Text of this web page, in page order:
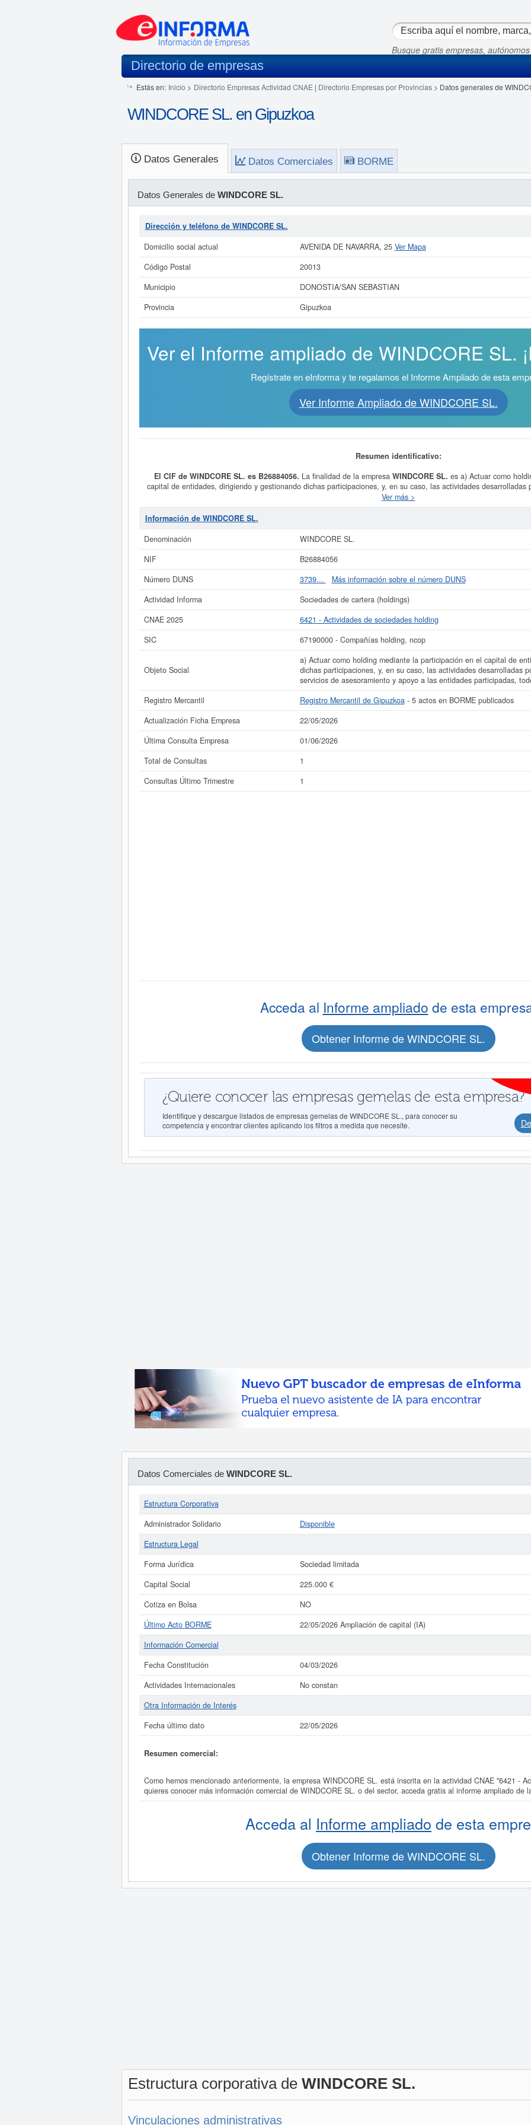
Busque gratis empresas,
Directorio de empresas
Estás en: Inicio > Directorio Empresas Actividad CNAE | Directorio Empresas por Provincias> Datos generales de
WINDCORE SL. en Gipuzkoa
Datos Generales Datos Comerciales BORME
Datos Generales de WINDCORE SL.
Dirección y teléfono de WINDCORE SL.
Domicilio social actual
AVENIDA DE NAVARRA, 25 Ver Mapa
Código Postal
20013
Municipio
DONOSTIA/SAN SEBASTIAN
Provincia
Gipuzkoa
Ver el Informe ampliado de WINDCORE SL.
Regístrate en eInforma y te regalamos el Informe Ampliado de esta
Ver Informe Ampliado de WINDCORE SL.
Resumen identificativo:
El CIF de WINDCORE SL. es B26884056. La finalidad de la empresa WINDCORE SL. es a) Actuar como
capital de entidades, dirigiendo y gestionando dichas participaciones, y, en su caso, las actividades
servicios de asesoramiento y apoyo a las entidades participadas, todo por cuenta propia; etc y fue constituida el
dentro de la categoría 6421 - Actividades de sociedades holding. La empresaWINDCORE SL.se clasifica
Clasificación en la actividad 67190000. Esta empresa acumula un total de 1 consultas en eInforma. La última
rango de capital social mayor de 60.000 €. Existen 5 actos publicados en el BORME y en el Registro Mercantil
Si está interesado en conocer más datos de la empresa WINDCORE SL. puede
La última actualización del informe de empresa se ha realizado el 22/05/2026.
Ver más >
Información de WINDCORE SL.
Denominación
WINDCORE SL.
NIF
B26884056
Número DUNS
3739...
Más información sobre el número DUNS
Actividad Informa
Sociedades de cartera (holdings)
CNAE 2025
6421 - Actividades de sociedades holding
SIC
67190000 - Compañías holding, ncop
Objeto Social
a) Actuar como holding mediante la participación en el capital de
dichas participaciones, y, en su caso, las actividades desarrolladas
servicios de asesoramiento y apoyo a las entidades participadas,
Registro Mercantil
Registro Mercantil de Gipuzkoa- 5 actos en BORME publicados
Actualización Ficha Empresa
22/05/2026
Última Consulta Empresa
01/06/2026
Total de Consultas
1
Consultas Último Trimestre
1
Acceda al Informe ampliado de esta
Obtener Informe de WINDCORE SL.
¿Quiere conocer las empresas gemelas de esta empresa?
Identifique y descargue listados de empresas gemelas de WINDCORE SL., para conocer su
competencia y encontrar clientes aplicando los filtros a medida que necesite.
Datos Comerciales de WINDCORE SL.
Estructura Corporativa
Administrador Solidario
Disponible
Estructura Legal
Forma Jurídica
Sociedad limitada
Capital Social
225.000 €
Cotiza en Bolsa
NO
Último Acto BORME
22/05/2026 Ampliación de capital (IA)
Información Comercial
Fecha Constitución
04/03/2026
Actividades Internacionales
No constan
Otra Información de Interés
Fecha último dato
22/05/2026
Resumen comercial:
Como hemos mencionado anteriormente, la empresa WINDCORE SL. está inscrita en la actividad CNAE "6421 -
quieres conocer más información comercial de WINDCORE SL. o del sector, acceda gratis al informe ampliado de
Acceda al Informe ampliado de esta
Obtener Informe de WINDCORE SL.
Estructura corporativa de WINDCORE SL.
Vinculaciones administrativas